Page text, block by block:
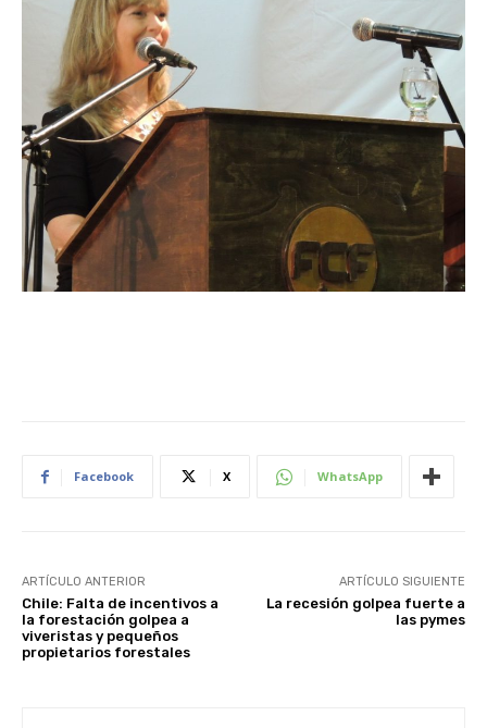
Facebook X WhatsApp
ARTÍCULO ANTERIOR
Chile: Falta de incentivos a
la forestación golpea a
viveristas y pequeños
propietarios forestales
ARTÍCULO SIGUIENTE
La recesión golpea fuerte a
las pymes